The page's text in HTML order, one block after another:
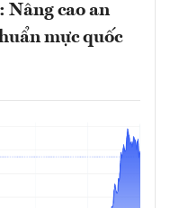
Nâng cao an
mực quốc